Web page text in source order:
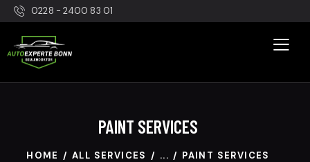
0228 - 2400 83 01
PAINT SERVICES
HOME ALL SERVICES ... PAINT SERVICES